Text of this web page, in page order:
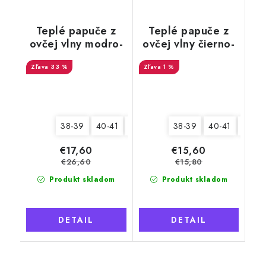
Teplé papuče z
ovčej vlny modro-
sivé
33 %
38-39 40-41 44-45
Produkt skladom
€17,60
€26,60
DETAIL
Teplé papuče z
ovčej vlny čierno-
biele
1 %
38-39 40-41
Produkt skladom
€15,60
€15,80
DETAIL